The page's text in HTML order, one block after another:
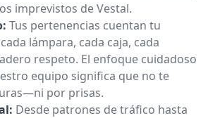
imprevistos de Vestal.
Tus pertenencias cuentan tu
lámpara, cada caja, cada
respeto. El enfoque cuidadoso
equipo significa que no te
por prisas.
Desde patrones de tráfico hasta